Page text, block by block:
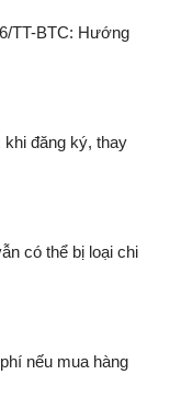
TT-BTC: Hướng
đăng ký, thay
có thể bị loại chi
nếu mua hàng